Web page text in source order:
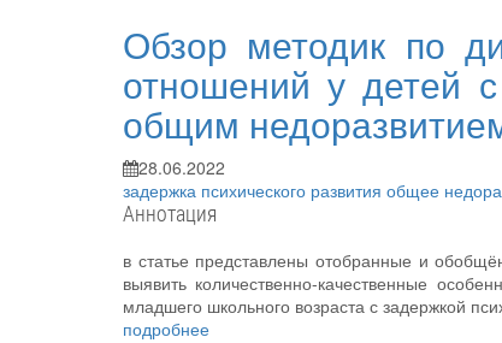
Обзор методик по
отношений у детей с
общим
28.06.2022
задержка психического развития общее
Аннотация
в статье представлены отобранные и
выявить количественно-качественные
младшего школьного возраста с задержкой
подробнее